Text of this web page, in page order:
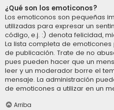
¿Qué son los emoticonos?
Los emoticonos son pequeñas
utilizadas para expresar un
código, e.j. :) denota felicidad,
La lista completa de
de publicación. Trate de no
pues pueden hacer que un
leer y un moderador borre el
mensaje. La administración
de emoticones a utilizar en un
Arriba